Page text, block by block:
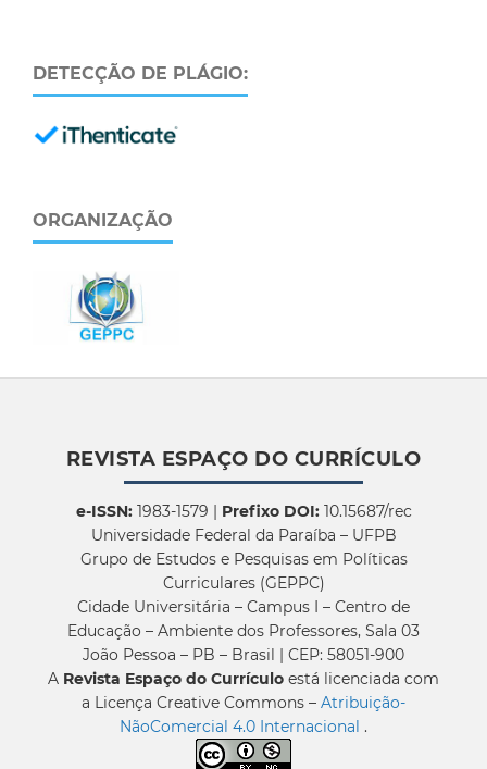
DETECÇÃO DE PLÁGIO:
ORGANIZAÇÃO
REVISTA ESPAÇO DO CURRÍCULO
e-ISSN:1983-1579 | Prefixo DOI:10.15687/rec
Universidade Federal da Paraíba – UFPB
Grupo de Estudos e Pesquisas em Políticas
Curriculares (GEPPC)
Cidade Universitária – Campus I – Centro de
Educação – Ambiente dos Professores, Sala 03
João Pessoa – PB – Brasil | CEP: 58051-900
A Revista Espaço do Currículo está licenciada com
a Licença Creative Commons – Atribuição-
NãoComercial 4.0 Internacional .